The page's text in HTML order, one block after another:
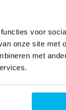
voor
onze site met
met